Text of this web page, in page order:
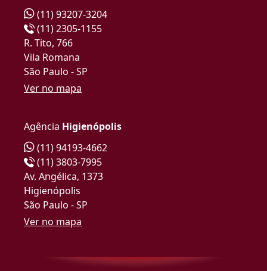
(11) 93207-3204
(11) 2305-1155
R. Tito, 766
Vila Romana
São Paulo - SP
Ver no mapa
Agência Higienópolis
(11) 94193-4662
(11) 3803-7995
Av. Angélica, 1373
Higienópolis
São Paulo - SP
Ver no mapa